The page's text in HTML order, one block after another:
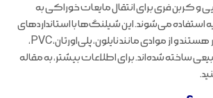
و کربن فری برای انتقال مایعات خوراکی به
می‌شوند. این شیلنگ‌ها با استانداردهای
FDA و USDA سازگار هستند و از موادی مانند نایلون، پلی‌اورتان، PVC،
ساخته شده‌اند. برای اطلاعات بیشتر، به مقاله